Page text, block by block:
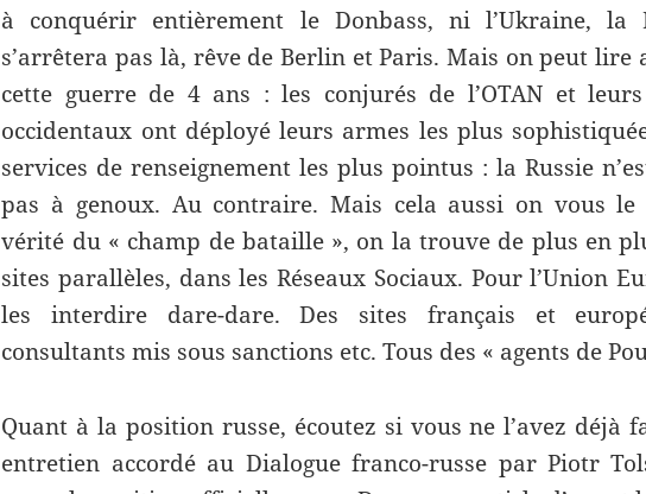
à conquérir entièrement le Donbass, ni l’Ukraine, la
s’arrêtera pas là, rêve de Berlin et Paris. Mais on peut lire
cette guerre de 4 ans : les conjurés de l’OTAN et
occidentaux ont déployé leurs armes les plus
services de renseignement les plus pointus : la Russie
pas à genoux. Au contraire. Mais cela aussi on vous le
vérité du « champ de bataille », on la trouve de plus en
sites parallèles, dans les Réseaux Sociaux. Pour l’Union
les interdire dare-dare. Des sites français et
consultants mis sous sanctions etc. Tous des « agents de
Quant à la position russe, écoutez si vous ne l’avez déjà
entretien accordé au Dialogue franco-russe par Piotr